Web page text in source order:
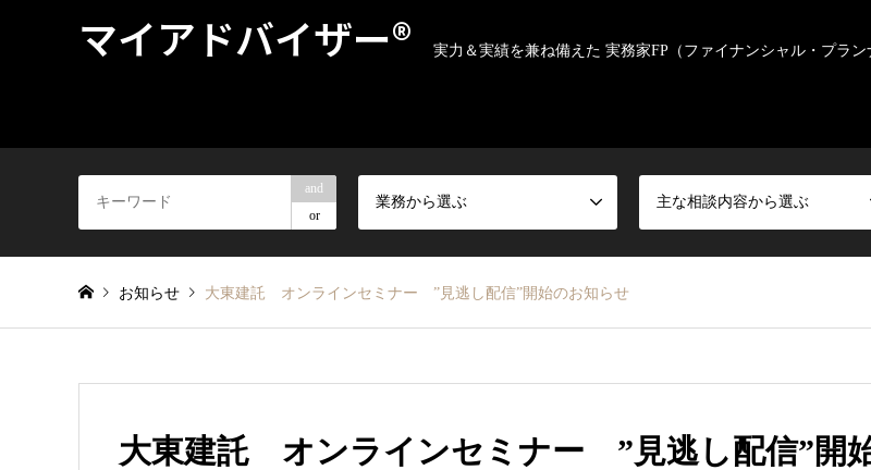
マイアドバイザー® 実力＆実績を兼ね備えた 実務家FP（ファイナンシャル・プラン
and
or
業務から選ぶ 主な相談内容から選ぶ
お知らせ 大東建託 オンラインセミナー ”見逃し配信”開始のお知らせ
大東建託 オンラインセミナー ”見逃し配信”開